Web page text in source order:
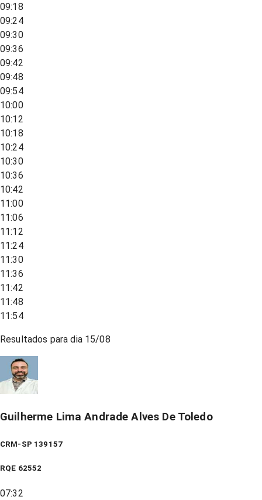
09:18
09:24
09:30
09:36
09:42
09:48
09:54
10:00
10:12
10:18
10:24
10:30
10:36
10:42
11:00
11:06
11:12
11:24
11:30
11:36
11:42
11:48
11:54
Resultados para dia 15/08
Guilherme Lima Andrade Alves De Toledo
CRM-SP 139157
RQE 62552
07:32